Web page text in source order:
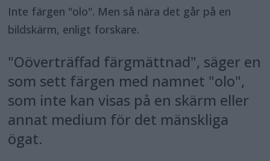
Inte färgen "olo". Men så nära det går på en
bildskärm, enligt forskare.
"Oöverträffad färgmättnad", säger en
som sett färgen med namnet "olo",
som inte kan visas på en skärm eller
annat medium för det mänskliga
ögat.